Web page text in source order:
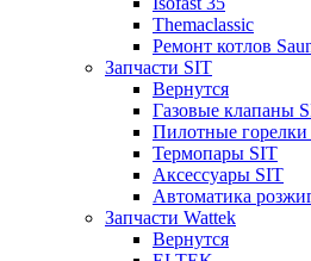
Themaclassic
Ремонт котлов
Запчасти SIT
Вернутся
Газовые клапаны
Пилотные
Термопары SIT
Аксессуары SIT
Автоматика
Запчасти Wattek
Вернутся